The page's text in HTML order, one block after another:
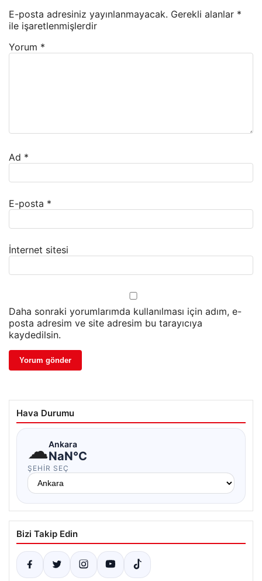
E-posta adresiniz yayınlanmayacak. Gerekli alanlar *
ile işaretlenmişlerdir
Yorum *
Ad *
E-posta *
İnternet sitesi
Daha sonraki yorumlarımda kullanılması için adım, e-
posta adresim ve site adresim bu tarayıcıya
kaydedilsin.
Hava Durumu
☁Ankara
NaN°C
ŞEHIR SEÇ
Bizi Takip Edin